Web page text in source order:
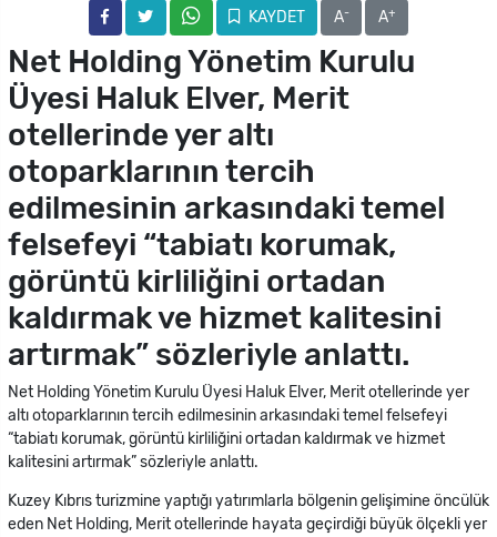
KAYDET A- A+
Net Holding Yönetim Kurulu
Üyesi Haluk Elver, Merit
otellerinde yer altı
otoparklarının tercih
edilmesinin arkasındaki temel
felsefeyi “tabiatı korumak,
görüntü kirliliğini ortadan
kaldırmak ve hizmet kalitesini
artırmak” sözleriyle anlattı.
Net Holding Yönetim Kurulu Üyesi Haluk Elver, Merit otellerinde yer
altı otoparklarının tercih edilmesinin arkasındaki temel felsefeyi
“tabiatı korumak, görüntü kirliliğini ortadan kaldırmak ve hizmet
kalitesini artırmak” sözleriyle anlattı.
Kuzey Kıbrıs turizmine yaptığı yatırımlarla bölgenin gelişimine öncülük
eden Net Holding, Merit otellerinde hayata geçirdiği büyük ölçekli yer